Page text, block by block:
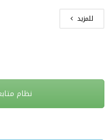
للمزيد
نظام